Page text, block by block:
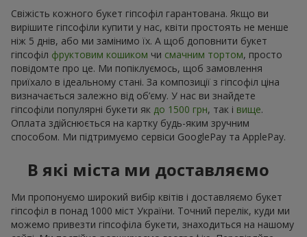
Свіжість кожного букет гіпсофіл гарантована. Якщо ви
вирішите гіпсофіли купити у нас, квіти простоять не менше
ніж 5 днів, або ми замінимо їх. А щоб доповнити букет
гіпсофіл фруктовим кошиком чи смачним тортом, просто
повідомте про це. Ми попіклуємось, щоб замовлення
приїхало в ідеальному стані. За композиції з гіпсофіл ціна
визначається залежно від об’єму. У нас ви знайдете
гіпсофіли популярні букети як до 1500 грн, так і вище.
Оплата здійснюється на картку будь-яким зручним
способом. Ми підтримуємо сервіси GooglePay та ApplePay.
В які міста ми доставляємо
Ми пропонуємо широкий вибір квітів і доставляємо букет
гіпсофіл в понад 1000 міст України. Точний перелік, куди ми
можемо привезти гіпсофіла букети, знаходиться на нашому